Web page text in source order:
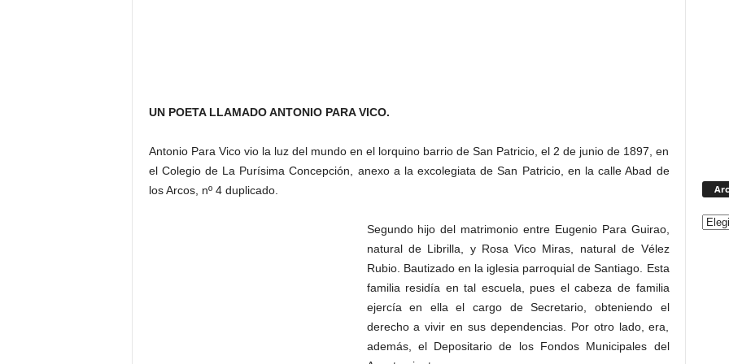
UN POETA LLAMADO ANTONIO PARA VICO.
Antonio Para Vico vio la luz del mundo en el lorquino barrio de San Patricio, el 2 de junio de 1897, en
el Colegio de La Purísima Concepción, anexo a la excolegiata de San Patricio, en la calle Abad de
los Arcos, nº 4 duplicado.
Segundo hijo del matrimonio entre Eugenio Para Guirao,
natural de Librilla, y Rosa Vico Miras, natural de Vélez
Rubio. Bautizado en la iglesia parroquial de Santiago. Esta
familia residía en tal escuela, pues el cabeza de familia
ejercía en ella el cargo de Secretario, obteniendo el
derecho a vivir en sus dependencias. Por otro lado, era,
además, el Depositario de los Fondos Municipales del